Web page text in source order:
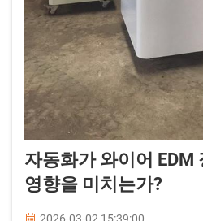
자동화가 와이어 EDM
영향을 미치는가?